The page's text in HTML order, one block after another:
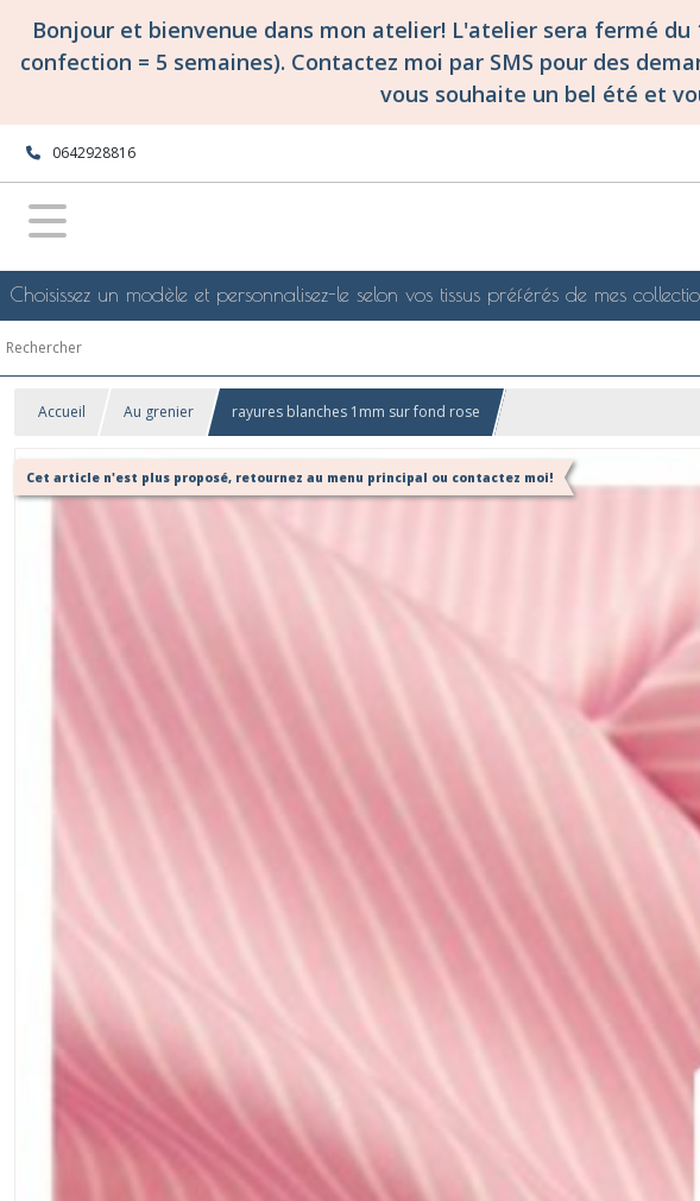
Bonjour et bienvenue dans mon atelier! L'atelier sera fermé
confection = 5 semaines). Contactez moi par SMS pour des
vous souhaite un bel été et
0642928816
Choisissez un modèle et personnalisez-le selon vos tissus préférés de mes
Accueil Au grenier rayures blanches 1mm sur fond rose
Cet article n'est plus proposé, retournez au menu principal ou contactez moi!